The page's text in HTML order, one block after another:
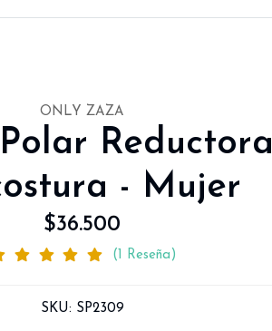
ONLY ZAZA
Reductora
- Mujer
$36.500
(1 Reseña)
SKU: SP2309